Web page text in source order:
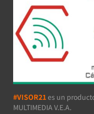
#VISOR21 es un
MULTIMEDIA V.E.A.